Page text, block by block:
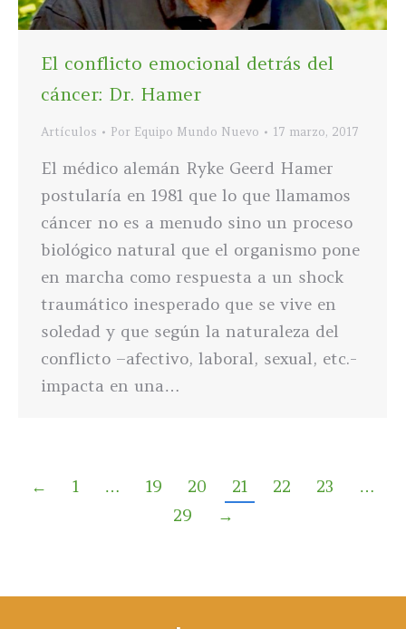
El conflicto emocional detrás del
cáncer: Dr. Hamer
Artículos Por Equipo Mundo Nuevo 17 marzo, 2017
El médico alemán Ryke Geerd Hamer
postularía en 1981 que lo que llamamos
cáncer no es a menudo sino un proceso
biológico natural que el organismo pone
en marcha como respuesta a un shock
traumático inesperado que se vive en
soledad y que según la naturaleza del
conflicto –afectivo, laboral, sexual, etc.-
impacta en una…
← 1 … 19 20 21 22 23
…
29
→